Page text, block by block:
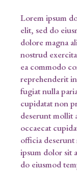
Lorem ipsum
elit, sed do
dolore magna
nostrud
ea commodo
reprehenderit
fugiat nulla
cupidatat non
deserunt mollit
occaecat
officia
ipsum dolor sit
do eiusmod